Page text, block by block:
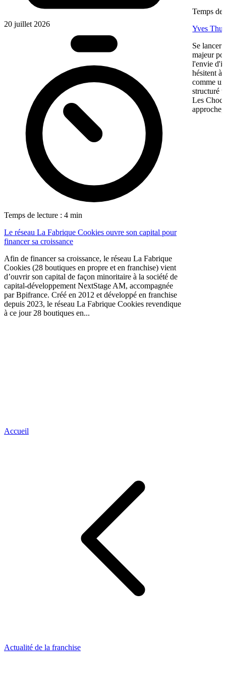
20 juillet 2026
Temps de lecture : 4 min
Le réseau La Fabrique Cookies ouvre son capital pour
financer sa croissance
Afin de financer sa croissance, le réseau La Fabrique
Cookies (28 boutiques en propre et en franchise) vient
d’ouvrir son capital de façon minoritaire à la société de
capital-développement NextStage AM, accompagnée
par Bpifrance. Créé en 2012 et développé en franchise
depuis 2023, le réseau La Fabrique Cookies revendique
à ce jour 28 boutiques en...
Temps de
Yves
Se lancer
majeur
l'envie
hésitent à
comme
structuré
Les
approche,
Accueil
Actualité de la franchise